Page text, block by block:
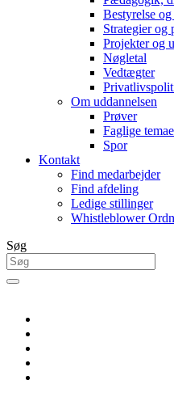
Bestyrelse
Strategier og
Projekter og
Nøgletal
Vedtægter
Om uddannelsen
Prøver
Faglige
Spor
Kontakt
Find medarbejder
Find afdeling
Ledige stillinger
Whistleblower
Søg